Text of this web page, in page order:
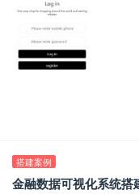
搭建案例
金融数据可视化系统搭